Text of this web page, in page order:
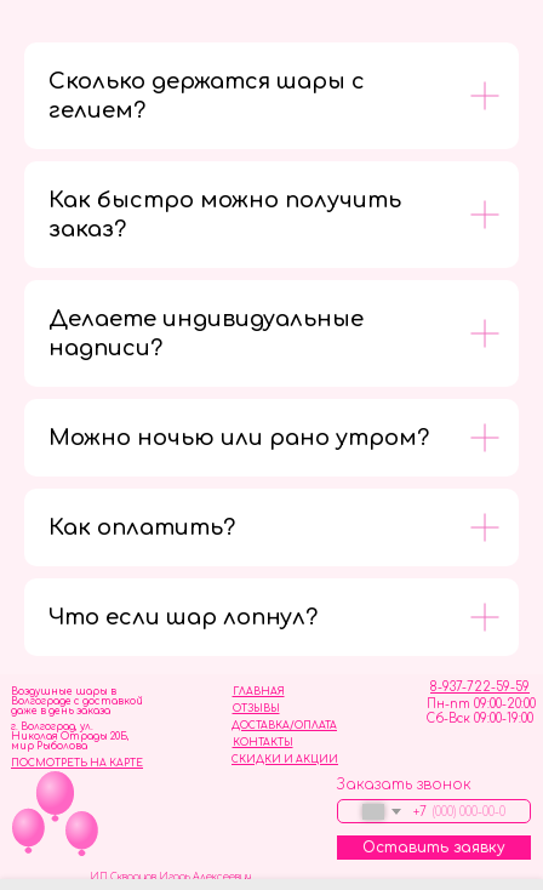
Сколько держатся шары с
гелием?
Как быстро можно получить
заказ?
Делаете индивидуальные
надписи?
Можно ночью или рано утром?
Как оплатить?
Что если шар лопнул?
ОТЗЫВЫ
ГЛАВНАЯ
ДОСТАВКА/ОПЛАТА
СКИДКИ И АКЦИИ
КОНТАКТЫ
8-937-722-59-59
Пн-пт 09:00-20:00
Сб-Вск 09:00-19:00
Воздушные шары в
Волгограде с доставкой
даже в день заказа
Заказать звонок
+7
Оставить заявку
г. Волгоград, ул.
Николая Отрады 20Б,
мир Рыболова
ПОСМОТРЕТЬ НА КАРТЕ
ИП Скворцов Игорь Алексеевич